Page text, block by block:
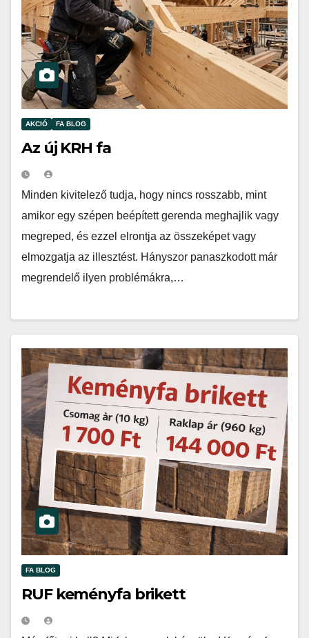
AKCIÓ FA BLOG
Az új KRH fa
Minden kivitelező tudja, hogy nincs rosszabb, mint
amikor egy szépen beépített gerenda meghajlik vagy
megreped, és ezzel elrontja az összeképet vagy
elmozgatja az illesztést. Hányszor panaszkodott már
megrendelő ilyen problémákra,…
FA BLOG
RUF keményfa brikett